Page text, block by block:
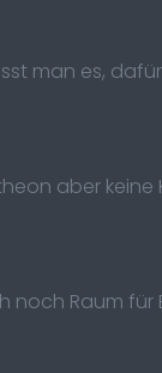
man es,
aber
noch Raum